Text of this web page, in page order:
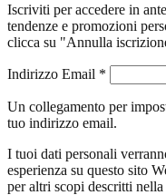
Iscriviti per accedere in
tendenze e promozioni
clicca su "Annulla
Indirizzo Email *
Un collegamento per
tuo indirizzo email.
I tuoi dati personali
esperienza su questo sito
per altri scopi descritti nella